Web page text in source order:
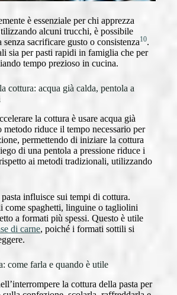
è essenziale per chi apprezza
alcuni trucchi, è possibile
sacrificare gusto o consistenza10.
sia per pasti rapidi in famiglia che per
tempo prezioso in cucina.
cottura: acqua già calda, pentola a
la cottura è usare acqua già
metodo riduce il tempo necessario per
permettendo di iniziare la cottura
di una pentola a pressione riduce i
ai metodi tradizionali, utilizzando
influisce sui tempi di cottura.
come spaghetti, linguine o tagliolini
a formati più spessi. Questo è utile
di carne, poiché i formati sottili si
come farla e quando è utile
la cottura della pasta per